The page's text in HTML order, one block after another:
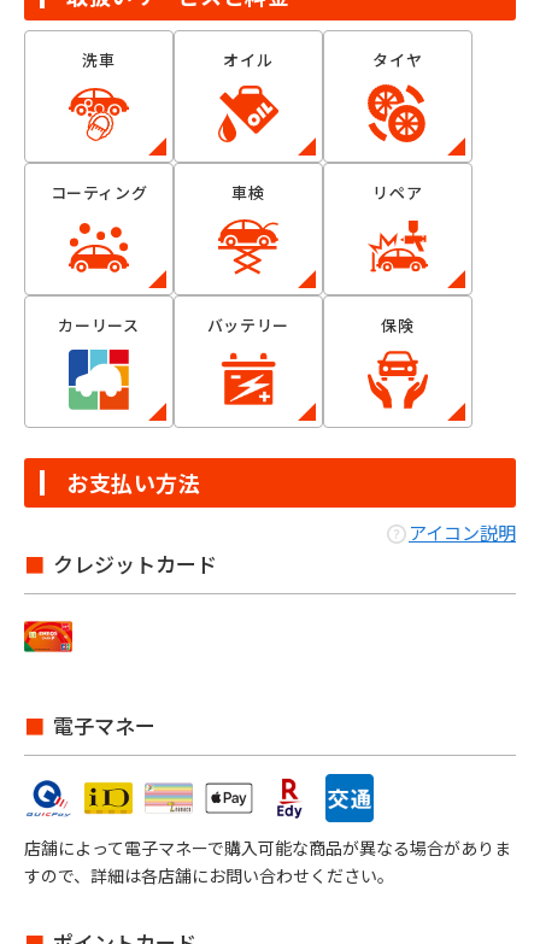
洗車 オイル タイヤ
コーティング 車検 リペア
カーリース バッテリー 保険
お支払い方法
アイコン説明
クレジットカード
電子マネー
店舗によって電子マネーで購入可能な商品が異なる場合がありま
すので、詳細は各店舗にお問い合わせください。